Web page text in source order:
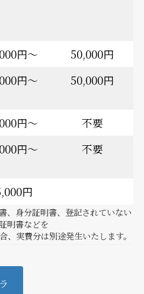
円～
50,000円
円～ 50,000円
円〜
不要
円～ 不要
円
、身分証明書、登記されていない
明書などを
、実費分は別途発生いたします。